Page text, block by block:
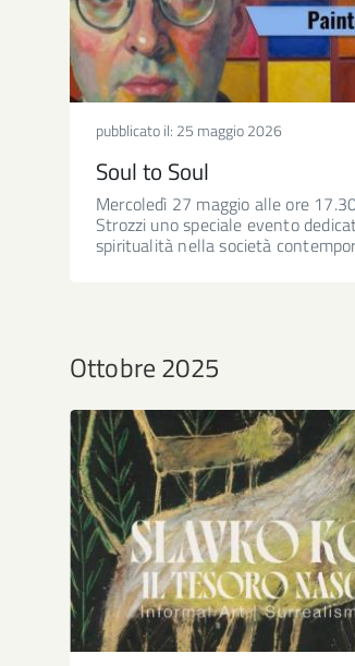
pubblicato il: 25 maggio 2026
Soul to Soul
Mercoledì 27 maggio alle ore
Strozzi uno speciale evento
spiritualità nella società
Ottobre 2025